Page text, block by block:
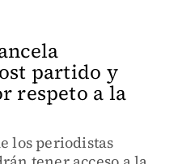
partido y
respeto a la
los periodistas